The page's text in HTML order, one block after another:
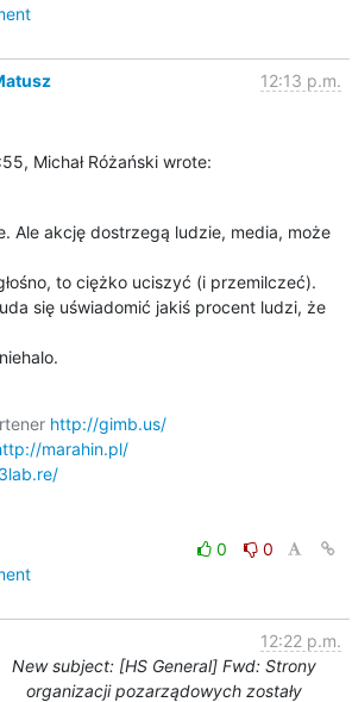
12:13 p.m.
Michał Różański wrote:
Ale akcję dostrzegą ludzie, media, może
to ciężko uciszyć (i przemilczeć).
się uświadomić jakiś procent ludzi, że
http://gimb.us/
marahin.pl/
0
0
12:22 p.m.
New subject: [HS General] Fwd: Strony
organizacji pozarządowych zostały